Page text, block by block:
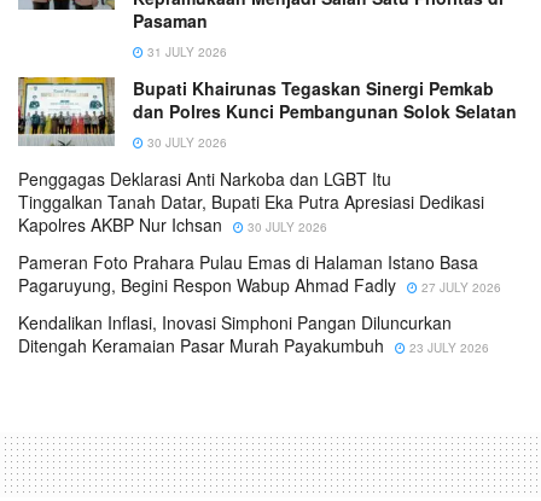
Pasaman
31 JULY 2026
Bupati Khairunas Tegaskan Sinergi Pemkab
dan Polres Kunci Pembangunan Solok Selatan
30 JULY 2026
Penggagas Deklarasi Anti Narkoba dan LGBT Itu
Tinggalkan Tanah Datar, Bupati Eka Putra Apresiasi Dedikasi
Kapolres AKBP Nur Ichsan
30 JULY 2026
Pameran Foto Prahara Pulau Emas di Halaman Istano Basa
Pagaruyung, Begini Respon Wabup Ahmad Fadly
27 JULY 2026
Kendalikan Inflasi, Inovasi Simphoni Pangan Diluncurkan
Ditengah Keramaian Pasar Murah Payakumbuh
23 JULY 2026